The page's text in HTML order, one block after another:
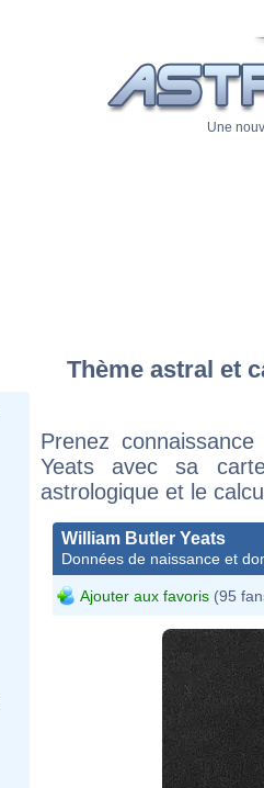
Une
Thème astral et
Prenez
Yeats avec sa
astrologique et le
William Butler Yeats
Données de naissance et
Ajouter aux favoris (95